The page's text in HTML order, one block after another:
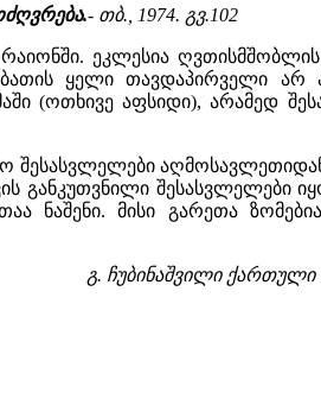
- თბ., 1974. გვ.102
ეკლესია
ყელი თავდაპირველი არ
(ოთხივე აფსიდი), არამედ
შესასვლელები
განკუთვნილი შესასვლელები
ნაშენი. მისი გარეთა
გ. ჩუბინაშვილი ქართული